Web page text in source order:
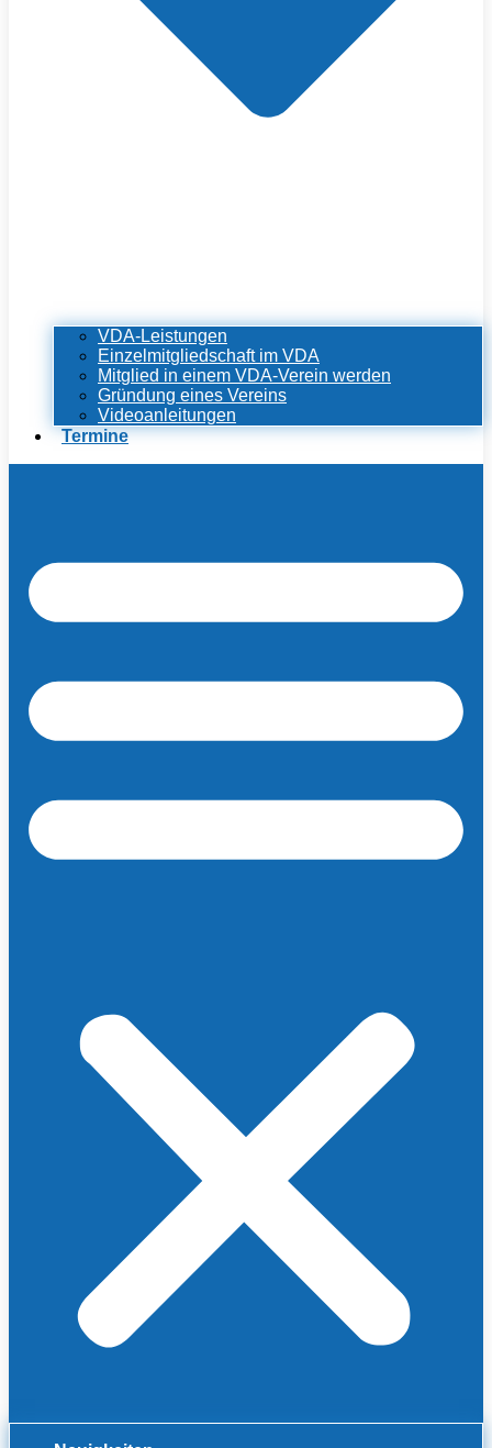
VDA-Leistungen
Einzelmitgliedschaft im VDA
Mitglied in einem VDA-Verein werden
Gründung eines Vereins
Videoanleitungen
Termine